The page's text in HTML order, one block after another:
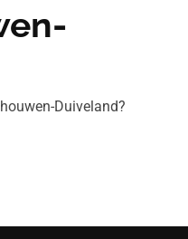
Duiveland?